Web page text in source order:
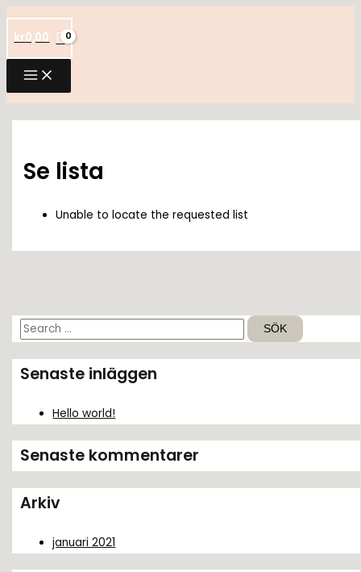
till
innehåll
kr0,00
S
k
e
:
Senaste inläggen
Hello world!
Senaste kommentarer
Arkiv
januari 2021
Se lista
Unable to locate the requested list